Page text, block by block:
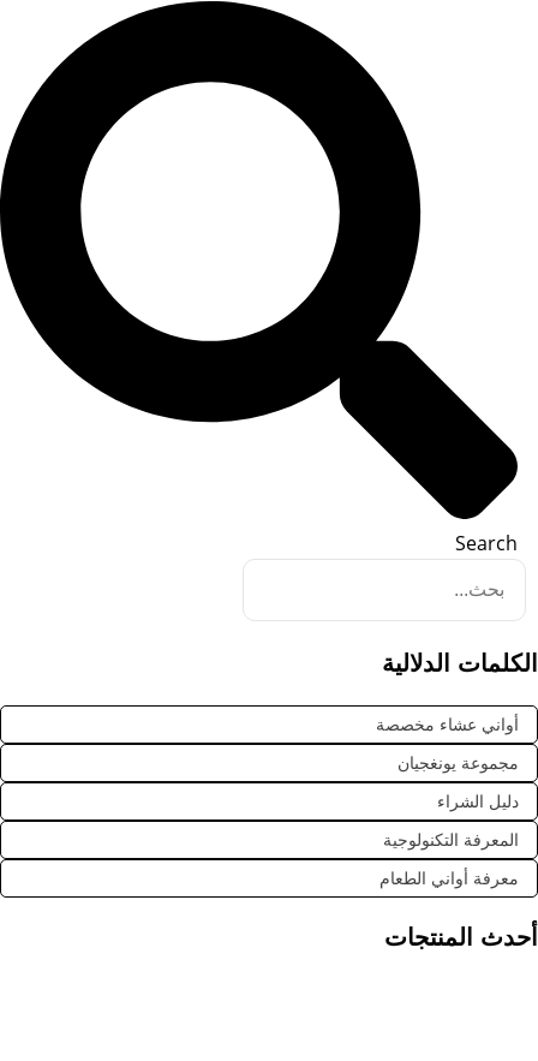
Search
الكلمات الدلالية
أواني عشاء مخصصة
مجموعة يونغجيان
دليل الشراء
المعرفة التكنولوجية
معرفة أواني الطعام
أحدث المنتجات